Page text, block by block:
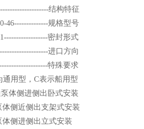
结构特征
46--------------规格型号
密封形式
进口方向
特殊要求
通用型，C表示船用型
体侧进侧出卧式安装
体侧近侧出支架式安装
体侧进侧出立式安装